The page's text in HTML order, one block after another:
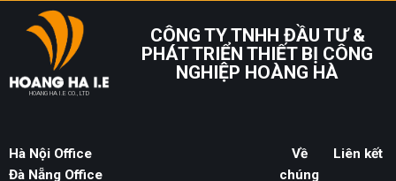
HOANG HA I.E CO., LTD
CÔNG TY TNHH ĐẦU TƯ &
PHÁT TRIỂN THIẾT BỊ CÔNG
NGHIỆP HOÀNG HÀ
Hà Nội Office
Đà Nẵng Office
Về
chúng
Liên kết